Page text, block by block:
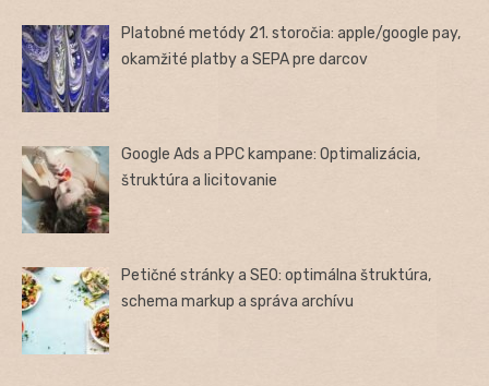
Platobné metódy 21. storočia: apple/google pay,
okamžité platby a SEPA pre darcov
Google Ads a PPC kampane: Optimalizácia,
štruktúra a licitovanie
Petičné stránky a SEO: optimálna štruktúra,
schema markup a správa archívu